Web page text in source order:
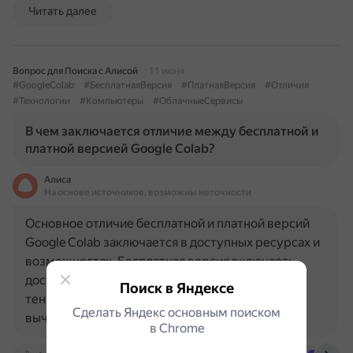
Читать далее
Вопрос для Поиска с Алисой
11 июня
#GoogleColab
#БесплатнаяВерсия #ПлатнаяВерсия
#Отличия
#Технологии
#Компьютеры #ОблачныеСервисы
В чем заключается отличие между бесплатной и
платной версией Google Colab?
Алиса
На основе источников, возможны неточности
Основное отличие бесплатной и платной версий
Google Colab заключается в доступных ресурсах и
возможностях. Бесплатная версия включает:
доступ к графическим процессорам (GPU) и
тензорным процессорам (TPU) для ускоренных
вычислений; совместную…
Поиск в Яндексе
Сделать Яндекс основным поиском
в Сhrome